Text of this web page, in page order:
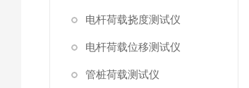
电杆荷载挠度测试仪
电杆荷载位移测试仪
管桩荷载测试仪